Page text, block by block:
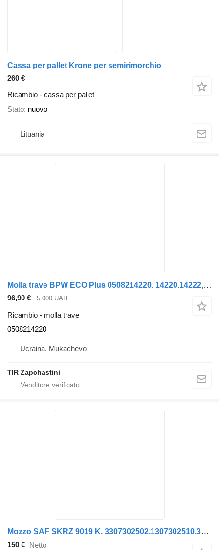
Cassa per pallet Krone per semirimorchio
260 €
Ricambio - cassa per pallet
Stato nuovo
Lituania
Molla trave BPW ECO Plus 0508214220. 14220.14222, 0508214222 per semirimorchio Krone KOGEL
96,90 € 5.000 UAH
Ricambio - molla trave
0508214220
Ucraina, Mukachevo
TIR Zapchastini
Mozzo SAF SKRZ 9019 K. 3307302502.1307302510.3307302501 per semirimorchio Krone SAF
150 € Netto